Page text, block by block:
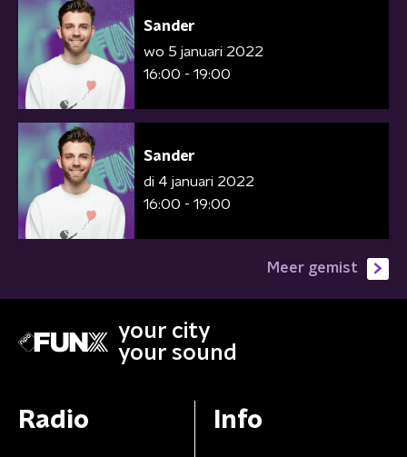
Sander
wo 5 januari 2022
16:00 - 19:00
Sander
di 4 januari 2022
16:00 - 19:00
Meer gemist
your city
your sound
Radio Info